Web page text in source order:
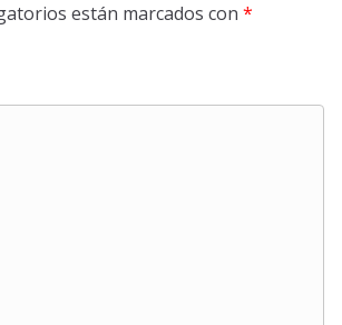
están marcados con *